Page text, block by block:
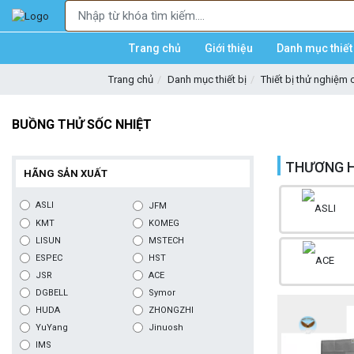
Trang chủ Giới thiệu Danh mục
Trang chủ Danh mục thiết bị Thiết bị thử nghiệm
BUỒNG THỬ SỐC NHIỆT
THƯƠNG
HÃNG SẢN XUẤT
ASLI
JFM
KMT
KOMEG
LISUN
MSTECH
ESPEC
HST
JSR
ACE
DGBELL
Symor
HUDA
ZHONGZHI
YuYang
Jinuosh
IMS